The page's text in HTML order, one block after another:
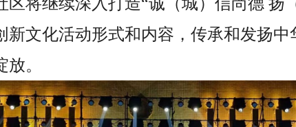
新文化活动形式和内容，传承和发扬
。